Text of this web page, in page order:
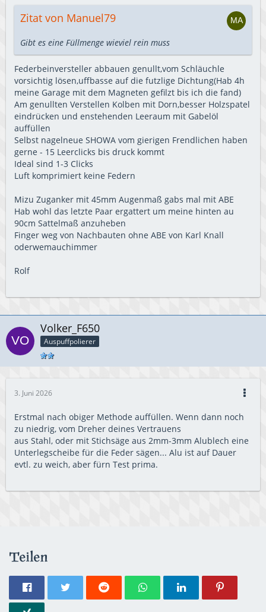
Zitat von Manuel79
Gibt es eine Füllmenge wieviel rein muss
Federbeinversteller abbauen genullt,vom Schläuchle
vorsichtig lösen,uffbasse auf die futzlige Dichtung(Hab 4h
meine Garage mit dem Magneten gefilzt bis ich die fand)
Am genullten Verstellen Kolben mit Dorn,besser Holzspatel
eindrücken und enstehenden Leeraum mit Gabelöl
auffüllen
Selbst nagelneue SHOWA vom gierigen Frendlichen haben
gerne - 15 Leerclicks bis druck kommt
Ideal sind 1-3 Clicks
Luft komprimiert keine Federn
Mizu Zuganker mit 45mm Augenmaß gabs mal mit ABE
Hab wohl das letzte Paar ergattert um meine hinten au
90cm Sattelmaß anzuheben
Finger weg von Nachbauten ohne ABE von Karl Knall
oderwemauchimmer
Rolf
Volker_F650
Auspuffpolierer
3. Juni 2026
Erstmal nach obiger Methode auffüllen. Wenn dann noch
zu niedrig, vom Dreher deines Vertrauens
aus Stahl, oder mit Stichsäge aus 2mm-3mm Alublech eine
Unterlegscheibe für die Feder sägen... Alu ist auf Dauer
evtl. zu weich, aber fürn Test prima.
Teilen